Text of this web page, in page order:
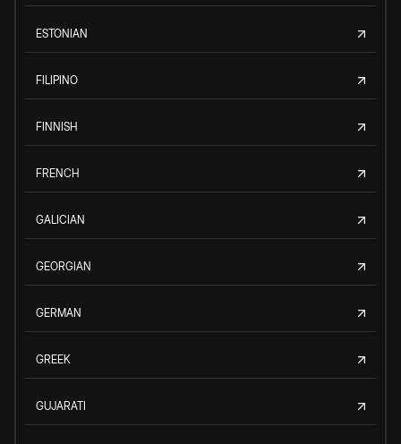
ESTONIAN
FILIPINO
FINNISH
FRENCH
GALICIAN
GEORGIAN
GERMAN
GREEK
GUJARATI